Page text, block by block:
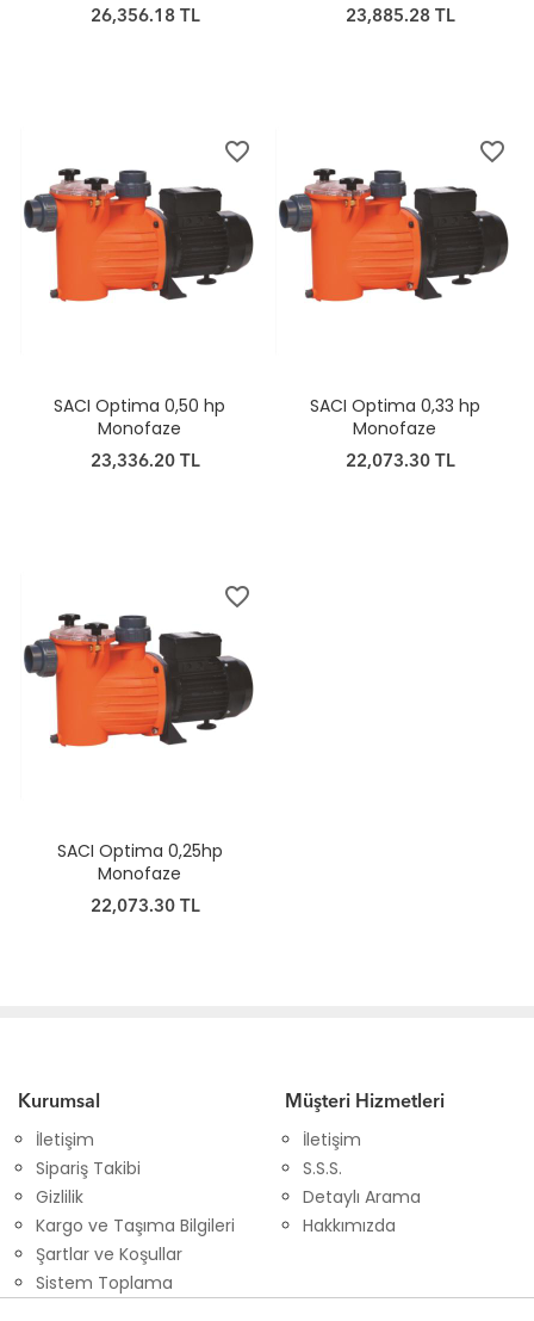
26,356.18 TL 23,885.28 TL
favorite_border
SACI Optima 0,50 hp
Monofaze
23,336.20 TL
favorite_border
SACI Optima 0,33 hp
Monofaze
22,073.30 TL
favorite_border
SACI Optima 0,25hp
Monofaze
22,073.30 TL
Kurumsal
İletişim
Sipariş Takibi
Gizlilik
Kargo ve Taşıma Bilgileri
Şartlar ve Koşullar
Sistem Toplama
Müşteri Hizmetleri
İletişim
S.S.S.
Detaylı Arama
Hakkımızda